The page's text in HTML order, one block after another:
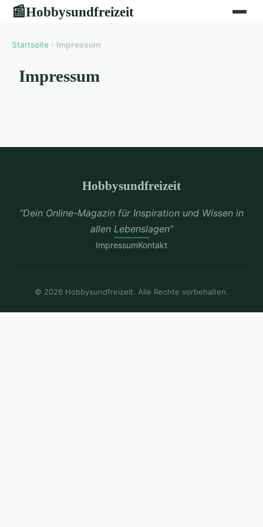
📰Hobbysundfreizeit
Startseite › Impressum
Impressum
Hobbysundfreizeit
“Dein Online-Magazin für Inspiration und Wissen in
allen Lebenslagen”
ImpressumKontakt
© 2026 Hobbysundfreizeit. Alle Rechte vorbehalten.